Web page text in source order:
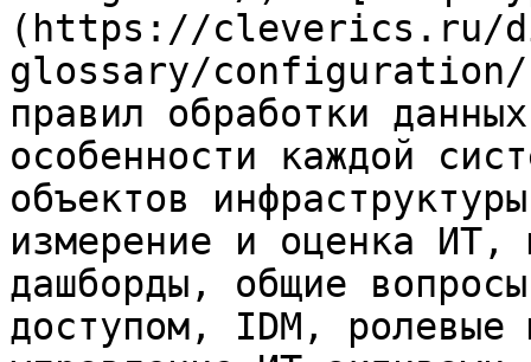
(https://cleverics.ru/
glossary/configuration/
правил обработки
особенности каждой
объектов
измерение и оценка
дашборды, общие
доступом, IDM, ролевые